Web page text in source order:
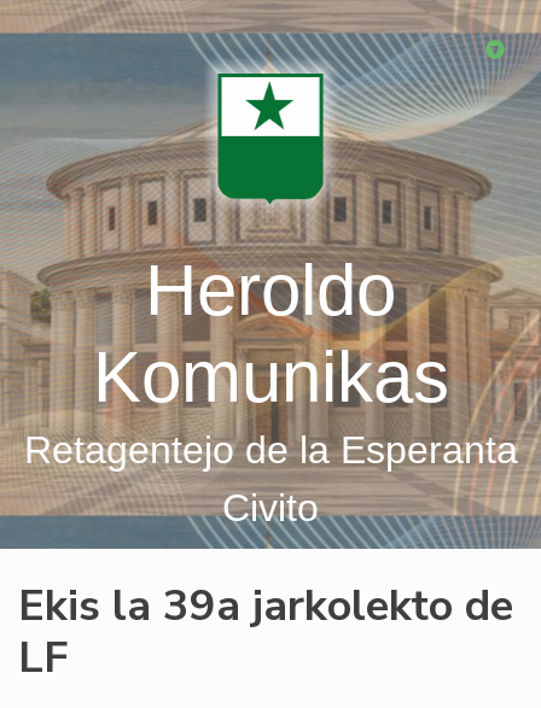
Skip
Heroldo
Komunikas
Retagentejo de la Esperanta
Civito
Ekis la 39a jarkolekto de
LF